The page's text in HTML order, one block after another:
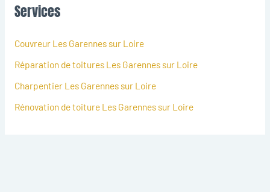
Services
Couvreur Les Garennes sur Loire
Réparation de toitures Les Garennes sur Loire
Charpentier Les Garennes sur Loire
Rénovation de toiture Les Garennes sur Loire